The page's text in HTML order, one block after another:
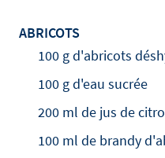
ABRICOTS
100 g d'abricots
100 g d'eau sucrée
200 ml de jus de
100 ml de brandy